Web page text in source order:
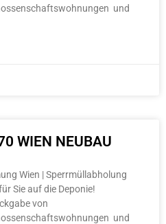
und
WIEN NEUBAU
Wien | Sperrmüllabholung
Sie auf die Deponie!
von
und